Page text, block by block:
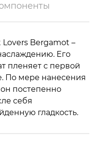
Bergamot –
Его
пленяет с первой
По мере нанесения
постепенно
себя
гладкость.